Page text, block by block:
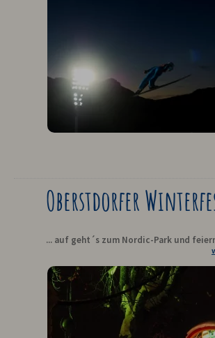
Oberstdorfer
... auf geht´s zum Nordic-Park und